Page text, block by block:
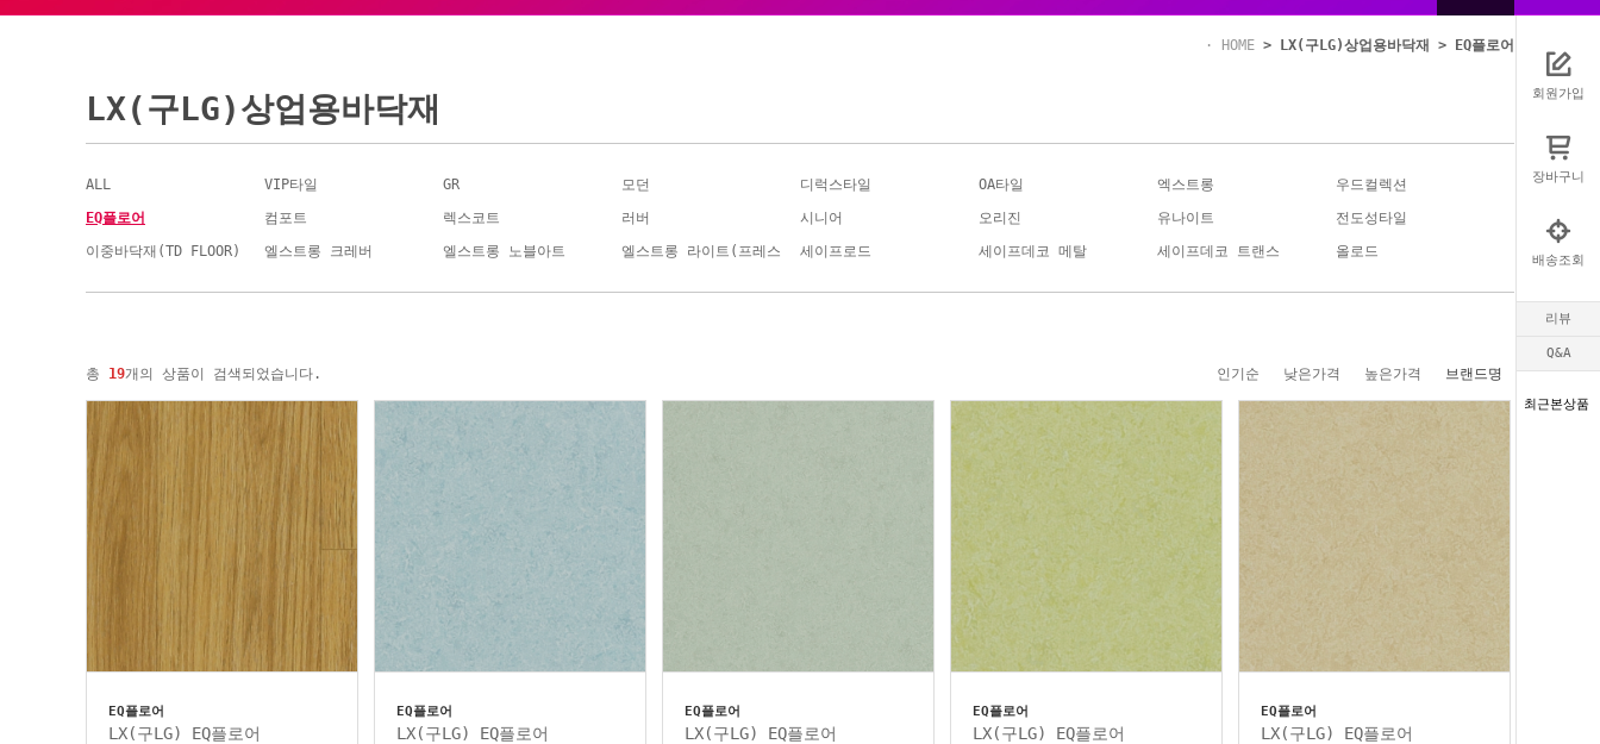
회원가입
장바구니
배송조회
리뷰
Q&A
최근본상품
HOME > LX(구LG)상업용바닥재 > EQ플로어
LX(구LG)상업용바닥재
ALL VIP타일 GR 모던 디럭스타일 OA타일 엑스트롱
우드컬렉션
EQ플로어
컴포트 렉스코트 러버 시니어 오리진 유나이트
전도성타일
이중바닥재(TD FLOOR)
엘스트롱 크레버 엘스트롱 노블아트
엘스트롱 라이트(프레스
세이프로드 세이프데코 메탈 세이프데코 트랜스 올로드
총 19개의 상품이 검색되었습니다. 인기순 낮은가격 높은가격 브랜드명
EQ플로어
LX(구LG) EQ플로어
EQ플로어
LX(구LG) EQ플로어
EQ플로어
LX(구LG) EQ플로어
EQ플로어
LX(구LG) EQ플로어
EQ플로어
LX(구LG) EQ플로어